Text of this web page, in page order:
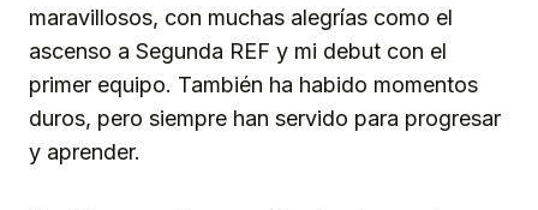
maravillosos, con muchas alegrías como el
ascenso a Segunda REF y mi debut con el
primer equipo. También ha habido momentos
duros, pero siempre han servido para progresar
y aprender.